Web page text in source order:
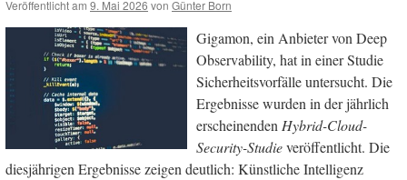
Veröffentlicht am 9. Mai 2026 von Günter Born
Gigamon, ein Anbieter von Deep
Observability, hat in einer Studie
Sicherheitsvorfälle untersucht. Die
Ergebnisse wurden in der jährlich
erscheinendenHybrid-Cloud-
Security-Studieveröffentlicht. Die
diesjährigen Ergebnisse zeigen deutlich: Künstliche Intelligenz